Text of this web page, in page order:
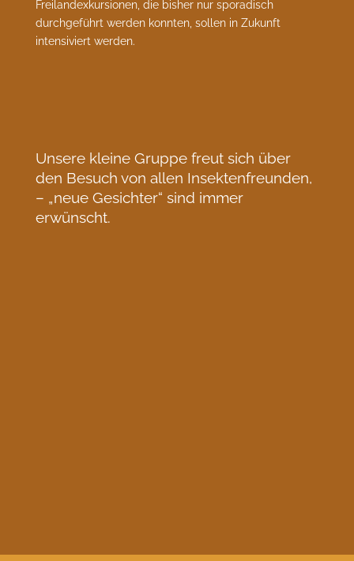
Freilandexkursionen, die bisher nur sporadisch
durchgeführt werden konnten, sollen in Zukunft
intensiviert werden.
Unsere kleine Gruppe freut sich über
den Besuch von allen Insektenfreunden,
– „neue Gesichter“ sind immer
erwünscht.